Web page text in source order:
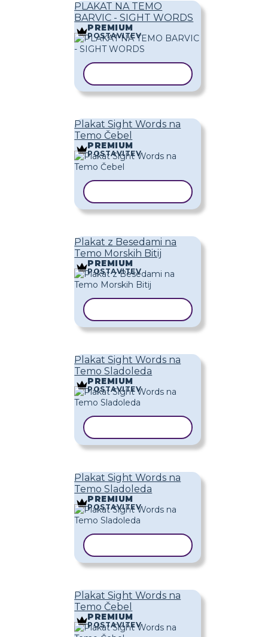
PLAKAT NA TEMO
BARVIC - SIGHT WORDS
PREMIUM
POSTAVITEV
Plakat Sight Words na
Temo Čebel
PREMIUM
POSTAVITEV
Plakat z Besedami na
Temo Morskih Bitij
PREMIUM
POSTAVITEV
Plakat Sight Words na
Temo Sladoleda
PREMIUM
POSTAVITEV
Plakat Sight Words na
Temo Sladoleda
PREMIUM
POSTAVITEV
Plakat Sight Words na
Temo Čebel
PREMIUM
POSTAVITEV